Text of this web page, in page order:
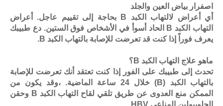
اصفرار بياض العين والجلد
أي أعراض لالتهاب الكبد B بحاجة إلى تقييم عاجل. أعراض
التهاب الكبد B الحاد أسوأ في الأشخاص فوق الستين. دع طبيبك
يعرف فوراً إذا كنت قد تعرضت للإصابة بالتهاب الكبد B.
ماهو علاج التهاب الكبد B؟
تحدث إلى طبيبك على الفور إذا كنت تعتقد أنك تعرضت للإصابة
بالتهاب الكبد (B) خلال 24 ساعة الماضية. ،وقد يكون من
الممكن منع العدوى عن طريق تلقي لقاح التهاب الكبد B وحقن
الجلوبيولين المناعي HBV.